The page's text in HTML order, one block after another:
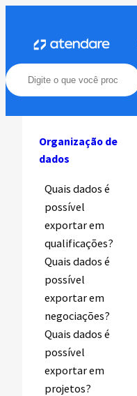
conteúdo
Organização de
dados
Quais dados é
possível
exportar em
qualificações?
Quais dados é
possível
exportar em
negociações?
Quais dados é
possível
exportar em
projetos?